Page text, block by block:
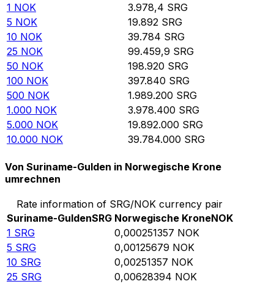
1 NOK 3.978,4 SRG
5 NOK 19.892 SRG
10 NOK 39.784 SRG
25 NOK 99.459,9 SRG
50 NOK 198.920 SRG
100 NOK 397.840 SRG
500 NOK 1.989.200 SRG
1.000 NOK 3.978.400 SRG
5.000 NOK 19.892.000 SRG
10.000 NOK 39.784.000 SRG
Von Suriname-Gulden in Norwegische Krone
umrechnen
Rate information of SRG/NOK currency pair
Suriname-GuldenSRG Norwegische KroneNOK
1 SRG 0,000251357 NOK
5 SRG 0,00125679 NOK
10 SRG 0,00251357 NOK
25 SRG 0,00628394 NOK